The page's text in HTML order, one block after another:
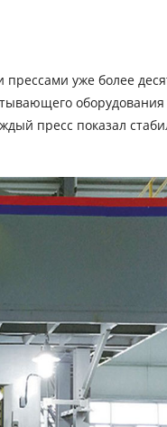
уже более
пресс показал